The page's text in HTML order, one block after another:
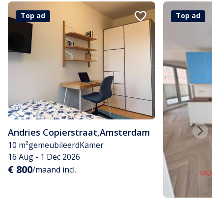
Top ad
Andries Copierstraat,Amsterdam
10 m²gemeubileerdKamer
16 Aug - 1 Dec 2026
€ 800/maand incl.
Top ad